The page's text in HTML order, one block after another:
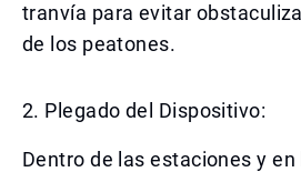
tranvía para evitar
de los peatones.
2. Plegado del Dispositivo:
Dentro de las estaciones y